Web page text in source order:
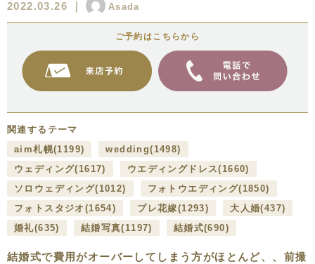
2022.03.26 Asada
ご予約はこちらから
関連するテーマ
aim札幌(1199) wedding(1498)
ウェディング(1617) ウエディングドレス(1660)
ソロウェディング(1012) フォトウエディング(1850)
フォトスタジオ (1654) プレ花嫁(1293) 大人婚(437)
婚礼(635) 結婚写真(1197) 結婚式(690)
結婚式で費用がオーバーしてしまう方がほとんど、、前撮